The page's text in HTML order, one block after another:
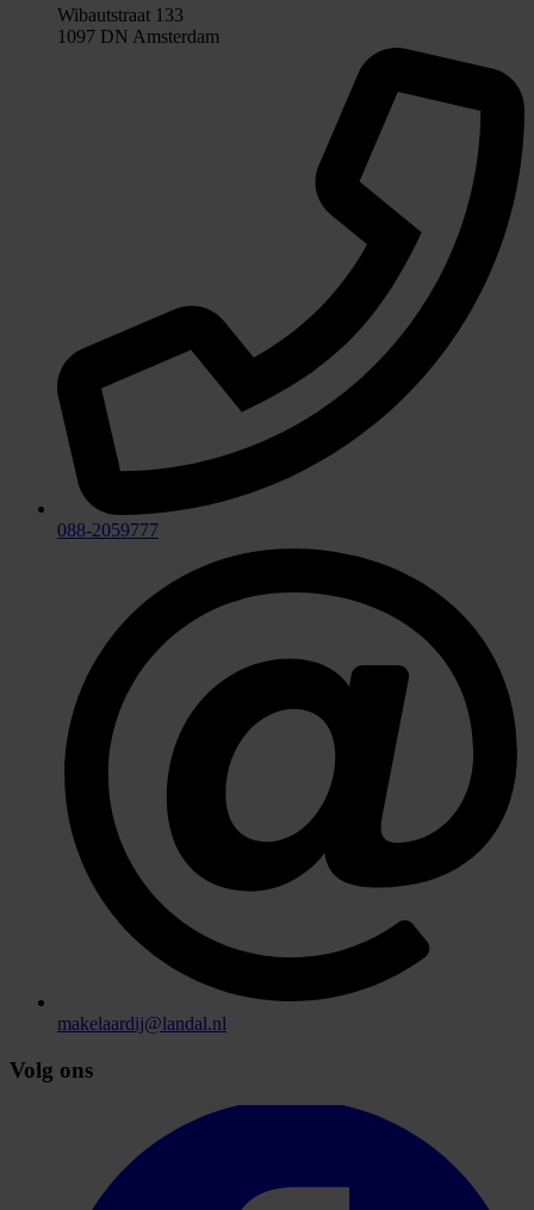
Wibautstraat 133
1097 DN Amsterdam
088-2059777
makelaardij@landal.nl
Volg ons